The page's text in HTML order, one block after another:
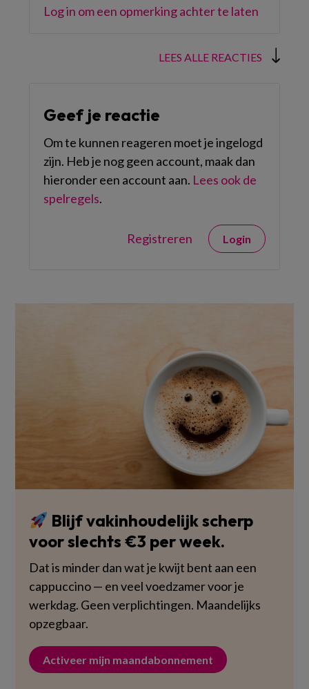
Log in om een opmerking achter te laten
LEES ALLE REACTIES
Geef je reactie
Om te kunnen reageren moet je ingelogd
zijn. Heb je nog geen account, maak dan
hieronder een account aan. Lees ook de
spelregels.
Registreren Login
Blijf vakinhoudelijk scherp
voor slechts €3 per week.
Dat is minder dan wat je kwijt bent aan een
cappuccino — en veel voedzamer voor je
werkdag. Geen verplichtingen. Maandelijks
opzegbaar.
Activeer mijn maandabonnement